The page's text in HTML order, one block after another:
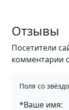
Отзывы
Посетители
комментарии
Поля со
*Ваше имя: